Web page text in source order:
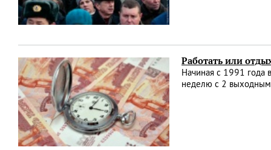
Работать или
Начиная с 1991 года
неделю с 2